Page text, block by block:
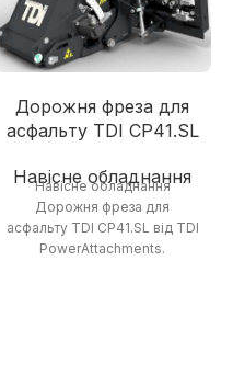
Дорожня фреза для
асфальту TDI CP41.SL
Навісне обладнання
Навісне обладнання
Дорожня фреза для
асфальту TDI CP41.SL від TDI
PowerAttachments.